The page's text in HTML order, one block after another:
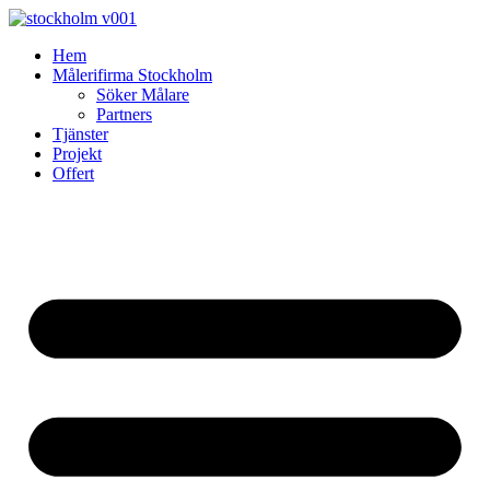
Skip
contentHem
Målerifirma Stockholm
Söker Målare
Partners
Tjänster
Projekt
Offert